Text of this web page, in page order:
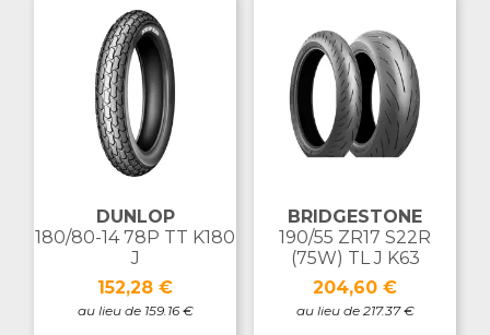
DUNLOP
180/80-14 78P TT K180
J
Prix
152,28 €
au lieu de 159.16 €
BRIDGESTONE
190/55 ZR17 S22R
(75W) TL J K63
Prix
204,60 €
au lieu de 217.37 €